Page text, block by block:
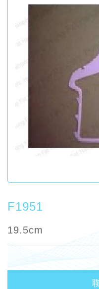
F1951
19.5cm